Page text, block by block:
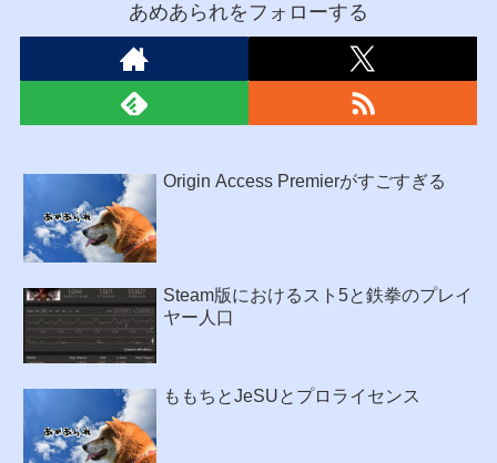
あめあられをフォローする
Origin Access Premierがすごすぎる
Steam版におけるスト5と鉄拳のプレイ
ヤー人口
ももちとJeSUとプロライセンス